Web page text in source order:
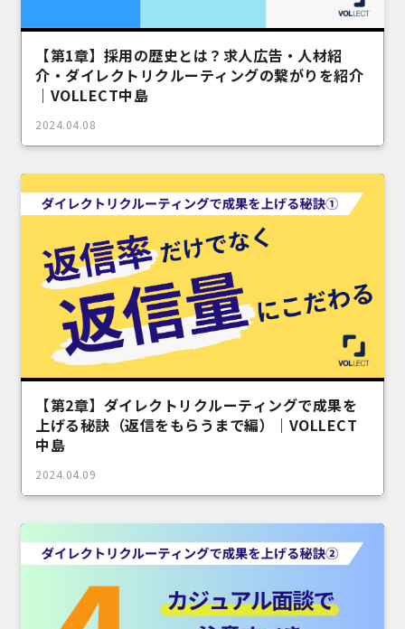
【第1章】採用の歴史とは？求人広告・人材紹
介・ダイレクトリクルーティングの繋がりを紹介
｜VOLLECT中島
2024.04.08
【第2章】ダイレクトリクルーティングで成果を
上げる秘訣（返信をもらうまで編）｜VOLLECT
中島
2024.04.09